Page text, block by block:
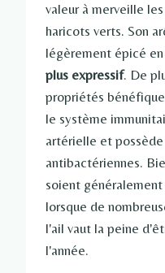
valeur à merveille
haricots verts. Son
légèrement épicé
plus expressif. De
propriétés
le système
artérielle et
antibactériennes.
soient
lorsque de
l'ail vaut la peine
l'année.